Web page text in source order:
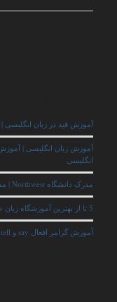
آموزش قید در زبان انگلیسی |
آموزش زبان انگلیسی |
انگلیسی
مدرک دانشگاه Northwest | مسیر جایگزین آیلتس
5 تا از بهترین آموزشگاه زبان + نظرات زبان آموزان | بهترین موسسه زبان در تهران
آموزش گرامر افعال say و tell | تفاوت افعال say و tell